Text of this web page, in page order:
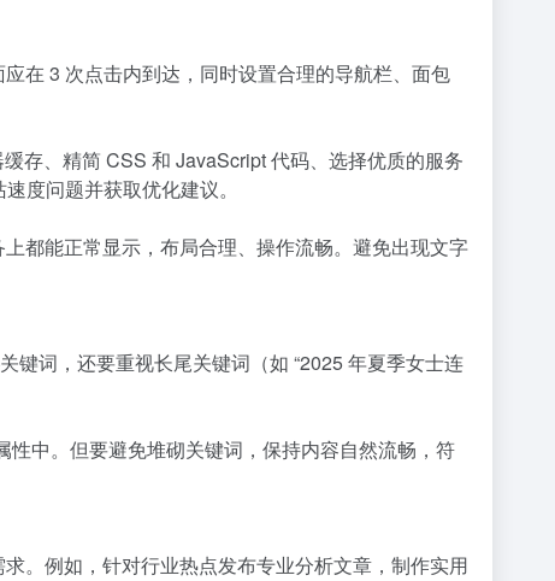
在 3 次点击内到达，同时设置合理的导航栏、面包
存、精简 CSS 和 JavaScript 代码、选择优质的服务
度问题并获取优化建议。
都能正常显示，布局合理、操作流畅。避免出现文字
词，还要重视长尾关键词（如 “2025 年夏季女士连
中。但要避免堆砌关键词，保持内容自然流畅，符
。例如，针对行业热点发布专业分析文章，制作实用